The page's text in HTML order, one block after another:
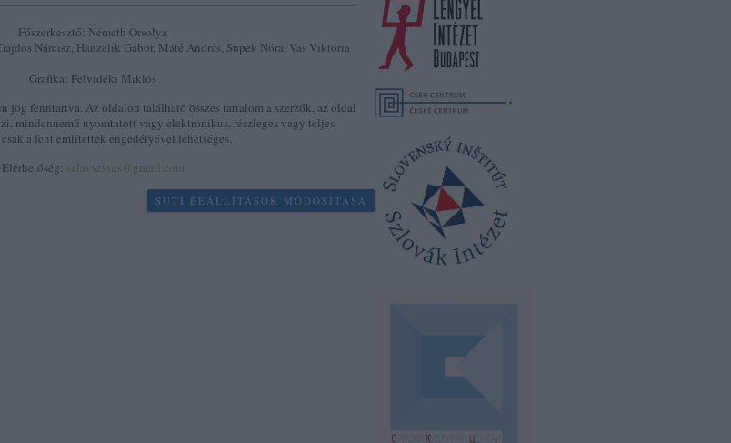
Főszerkesztő: Németh Orsolya
Nárcisz, Hanzelik Gábor, Máté András, Süpek Nóra, Vas Viktória
Grafika: Felvidéki Miklós
jog fenntartva. Az oldalon található összes tartalom a szerzők, az oldal
mindennemű nyomtatott vagy elektronikus, részleges vagy teljes
a fent említettek engedélyével lehetséges.
Elérhetőség: szlavtextus@gmail.com
SÜTI BEÁLLÍTÁSOK MÓDOSÍTÁSA